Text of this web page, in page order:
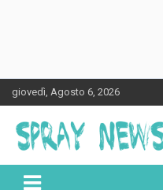
Skip
to
content
giovedì, Agosto 6, 2026
Spraynews.it